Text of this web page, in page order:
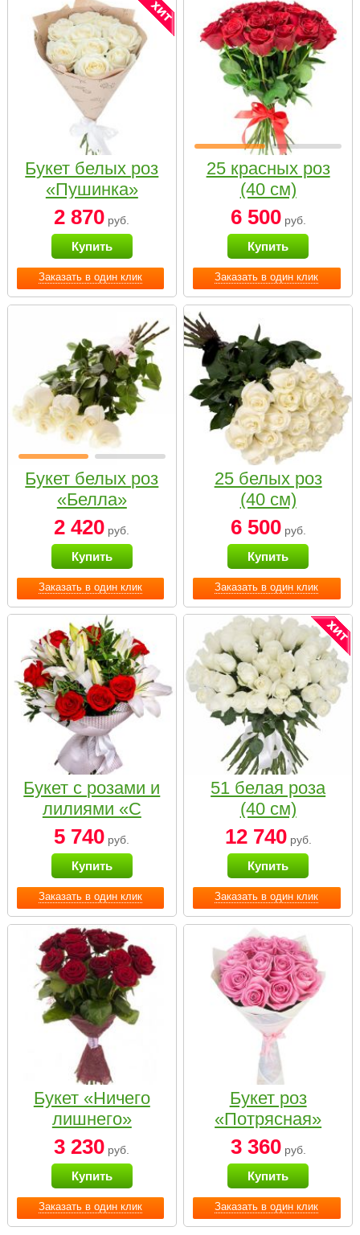
Заказать в один клик
Букет белых роз
«Пушинка»
2 870 руб.
Купить
Заказать в один клик
25 красных роз
(40 см)
6 500руб.
Купить
Заказать в один клик
Букет белых роз
«Белла»
2 420 руб.
Купить
Заказать в один клик
25 белых роз
(40 см)
6 500руб.
Купить
Заказать в один клик
Букет с розами и
лилиями «С
наилучшими
пожеланиями»
5 740 руб.
Купить
Заказать в один клик
51 белая роза
(40 см)
12 740руб.
Купить
Заказать в один клик
Букет «Ничего
лишнего»
3 230 руб.
Купить
Заказать в один клик
Букет роз
«Потрясная»
3 360руб.
Купить